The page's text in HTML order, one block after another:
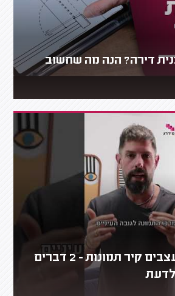
דירה? הנה מה שחשוב
לפני שאתם מעצבים קיר תמונות - 2 דברים